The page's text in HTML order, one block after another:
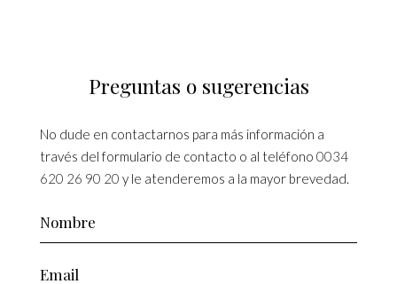
Preguntas o sugerencias
No dude en contactarnos para más información a
través del formulario de contacto o al teléfono 0034
620 26 90 20 y le atenderemos a la mayor brevedad.